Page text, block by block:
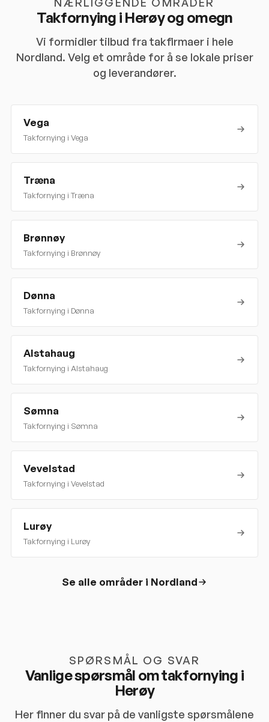
Takfornying i Herøyog omegn
Vi formidler tilbud fra takfirmaer i hele
Nordland. Velg et område for å se lokale priser
og leverandører.
Vega
Takfornying i Vega
Træna
Takfornying i Træna
Brønnøy
Takfornying i Brønnøy
Dønna
Takfornying i Dønna
Alstahaug
Takfornying i Alstahaug
Sømna
Takfornying i Sømna
Vevelstad
Takfornying i Vevelstad
Lurøy
Takfornying i Lurøy
Se alle områder i Nordland
SPØRSMÅL OG SVAR
Vanlige spørsmål om takfornying i
Herøy
Her finner du svar på de vanligste spørsmålene